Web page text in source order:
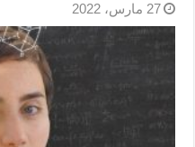
27 مارس، 2022